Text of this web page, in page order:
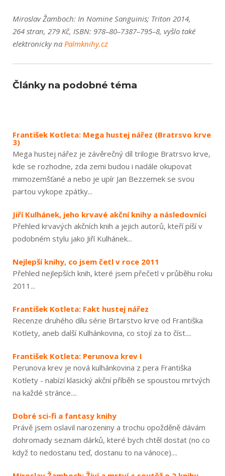
Miroslav Žamboch: In Nomine Sanguinis; Triton 2014,
264 stran, 279 Kč, ISBN: 978–80–7387–795–8, vyšlo také
elektronicky na Palmknihy.cz
Články na podobné téma
František Kotleta: Mega hustej nářez (Bratrsvo krve
3)
Mega hustej nářez je závěrečný díl trilogie Bratrsvo krve,
kde se rozhodne, zda zemi budou i nadále okupovat
mimozemšťané a nebo je upír Jan Bezzemek se svou
partou vykope zpátky...
Jiří Kulhánek, jeho krvavé akční knihy a následovníci
Přehled krvavých akčních knih a jejich autorů, kteří píší v
podobném stylu jako Jiří Kulhánek...
Nejlepší knihy, co jsem četl v roce 2011
Přehled nejlepších knih, které jsem přečetl v průběhu roku
2011...
František Kotleta: Fakt hustej nářez
Recenze druhého dílu série Brtarstvo krve od Františka
Kotlety, aneb další Kulhánkovina, co stojí za to číst....
František Kotleta: Perunova krev I
Perunova krev je nová kulhánkovina z pera Františka
Kotlety - nabízí klasický akční příběh se spoustou mrtvých
na každé stránce....
Dobré sci-fi a fantasy knihy
Právě jsem oslavil narozeniny a trochu opožděně dávám
dohromady seznam dárků, které bych chtěl dostat (no co
když to nedostanu teď, dostanu to na vánoce)....